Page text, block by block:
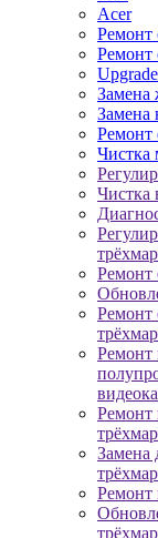
Acer
Ремонт
Ремонт
Замена
Замена
Ремонт
Чистка
Чистка
Ремонт
Ремонт
Ремонт
Ремонт
Замена
Ремонт